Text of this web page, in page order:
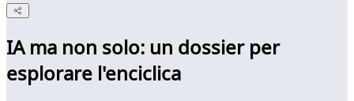
IA ma non solo: un dossier per
esplorare l'enciclica